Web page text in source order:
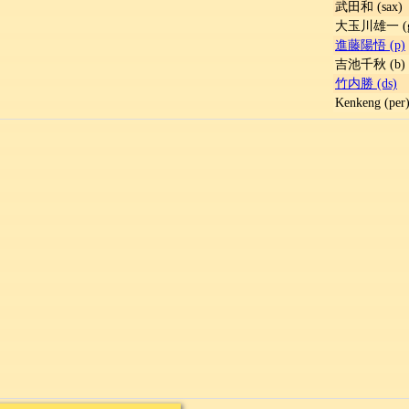
武田和 (sax)
大玉川雄一
進藤陽悟 (p)
吉池千秋 (b)
竹内勝 (ds)
Kenkeng (per)